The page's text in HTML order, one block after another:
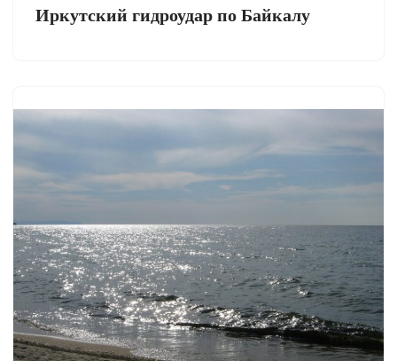
Иркутский гидроудар по Байкалу